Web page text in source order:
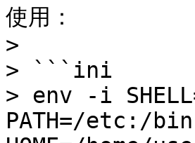
使用：
>
> ```ini
> env -i
PATH=/etc:/